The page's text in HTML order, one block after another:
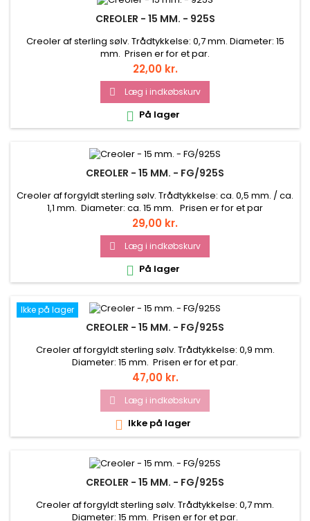
CREOLER - 15 MM. - 925S
Creoler af sterling sølv. Trådtykkelse: 0,7 mm. Diameter: 15
mm. Prisen er for et par.
Pris
22,00 kr.
 Læg i indkøbskurv
 På lager
CREOLER - 15 MM. - FG/925S
Creoler af forgyldt sterling sølv. Trådtykkelse: ca. 0,5 mm. / ca.
1,1 mm. Diameter: ca. 15 mm. Prisen er for et par
Pris
29,00 kr.
 Læg i indkøbskurv
 På lager
Ikke på lager
CREOLER - 15 MM. - FG/925S
Creoler af forgyldt sterling sølv. Trådtykkelse: 0,9 mm.
Diameter: 15 mm. Prisen er for et par.
Pris
47,00 kr.
 Læg i indkøbskurv
 Ikke på lager
CREOLER - 15 MM. - FG/925S
Creoler af forgyldt sterling sølv. Trådtykkelse: 0,7 mm.
Diameter: 15 mm. Prisen er for et par.